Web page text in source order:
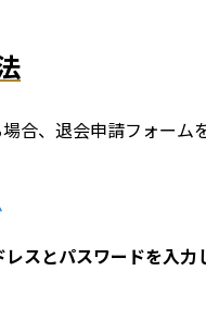
合、退会申請フォーム
スとパスワードを入力